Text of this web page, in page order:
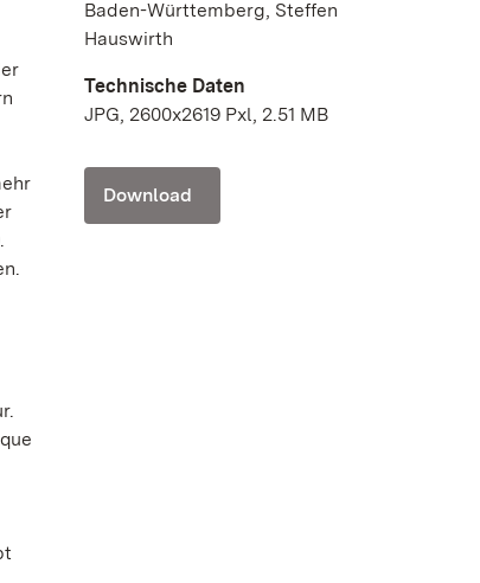
Baden-Württemberg, Steffen
Hauswirth
Technische Daten
JPG, 2600x2619 Pxl, 2.51 MB
Download